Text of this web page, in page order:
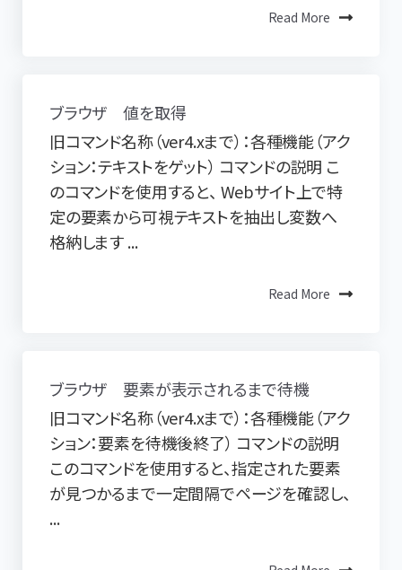
Read More
ブラウザ 値を取得
旧コマンド名称（ver4.xまで）：各種機能（アク
ション：テキストをゲット） コマンドの説明 こ
のコマンドを使用すると、 Webサイト上で特
定の要素から可視テキストを抽出し変数へ
格納します ...
Read More
ブラウザ 要素が表示されるまで待機
旧コマンド名称（ver4.xまで）：各種機能（アク
ション：要素を待機後終了） コマンドの説明
このコマンドを使用すると、指定された要素
が見つかるまで一定間隔でページを確認し、
...